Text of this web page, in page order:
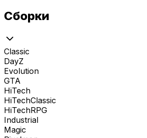
Сборки
Classic
DayZ
Evolution
GTA
HiTech
HiTechClassic
HiTechRPG
Industrial
Magic